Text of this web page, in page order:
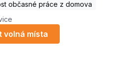
občasné práce z domova
volná místa